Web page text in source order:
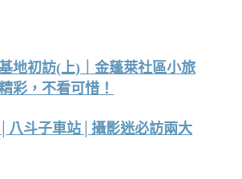
地初訪(上)｜金蓬萊社區小旅
彩，不看可惜！
八斗子車站│攝影迷必訪兩大